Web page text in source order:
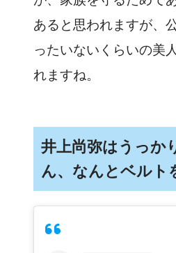
あると思われますが、
ったいないくらいの美
れますね。
井上尚弥はうっか
ん、なんとベルト